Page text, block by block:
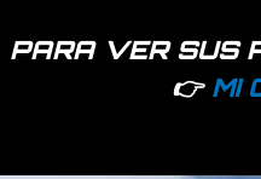
PARA VER SUS
👉 MI